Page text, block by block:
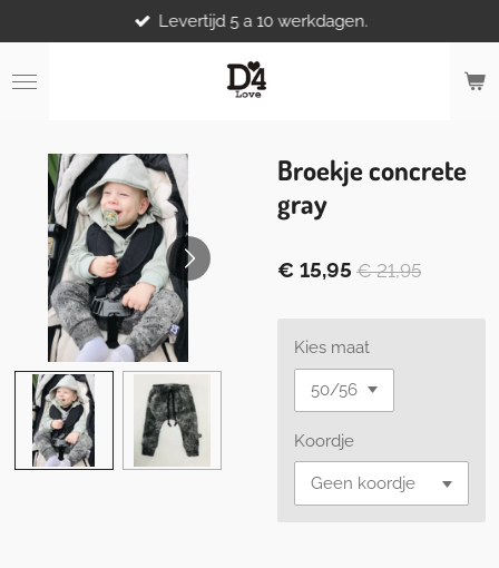
direct
naar
de
Levertijd 5 a 10 werkdagen.
Broekje concrete
gray
€ 15,95 € 21,95
Kies maat
Koordje